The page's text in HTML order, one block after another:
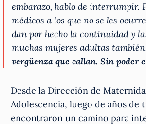
embarazo, hablo de interrumpir.
médicos a los que no se les
dan por hecho la continuidad y
muchas mujeres adultas
vergüenza que callan. Sin poder
Desde la Dirección de
Adolescencia, luego de años de
encontraron un camino para